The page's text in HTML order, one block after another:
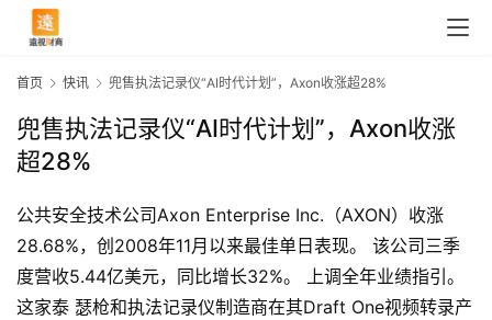
首页 快讯 兜售执法记录仪“AI时代计划”，Axon收涨超28%
兜售执法记录仪“AI时代计划”，Axon收涨
超28%
公共安全技术公司Axon Enterprise Inc.（AXON）收涨
28.68%，创2008年11月以来最佳单日表现。 该公司三季
度营收5.44亿美元，同比增长32%。 上调全年业绩指引。
这家泰 瑟枪和执法记录仪制造商在其Draft One视频转录产